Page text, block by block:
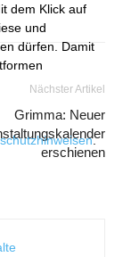
dem Klick auf
und
dürfen. Damit
.
Nächster Artikel
Grimma: Neuer
erschienen